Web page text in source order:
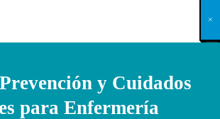
y Cuidados
para Enfermería
X
×
×
×
×
×
×
×
×
×
×
×
×
×
×
×
×
×
×
×
×
×
×
×
×
×
×
×
×
×
×
×
×
×
×
×
×
×
×
×
×
×
×
×
×
×
×
×
×
×
×
×
×
×
×
×
×
×
×
×
×
×
×
×
×
×
×
×
×
×
×
×
×
×
×
×
×
×
×
×
×
×
×
×
×
×
×
×
×
×
×
×
×
×
×
×
×
×
×
×
×
×
×
×
×
×
×
×
×
×
×
×
×
×
×
×
×
×
×
×
×
×
×
×
×
×
×
×
×
×
×
×
×
×
×
×
×
×
×
×
×
×
×
×
×
×
×
×
×
×
×
×
×
×
×
×
×
×
×
×
×
×
×
×
×
×
×
×
×
×
×
×
×
×
×
×
×
×
×
×
×
×
×
×
×
×
×
×
×
×
×
×
×
×
×
×
×
×
×
×
×
×
×
×
×
×
×
×
×
×
×
×
×
×
×
×
×